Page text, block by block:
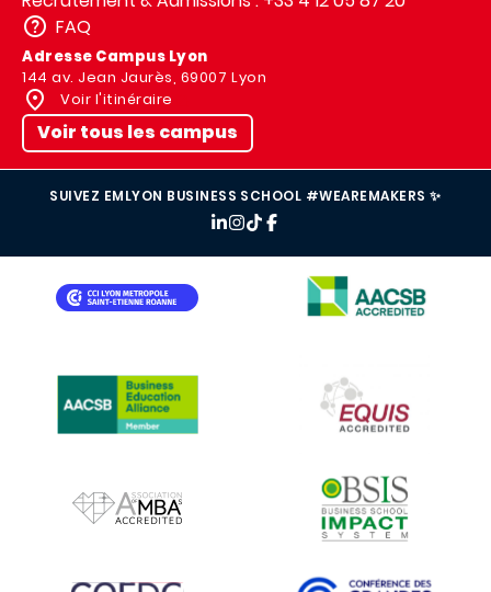
FAQ
Adresse Campus Lyon
144 av. Jean Jaurès, 69007 Lyon
Voir l'itinéraire
Voir tous les campus
SUIVEZ EMLYON BUSINESS SCHOOL #WEAREMAKERS ✨
IMAGE
IMAGE
IMAGE